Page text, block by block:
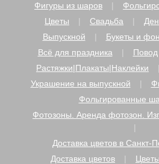
Фигуры из шаров
Цветы
Свадьба
Выпускной
Букеты и
Всё для праздника
Повод
Растяжки|Плакаты|Наклейки
Украшение на выпускной
Фольгированные
Фотозоны. Аренда фотозон.
Доставка цветов в Санкт-
Доставка цветов